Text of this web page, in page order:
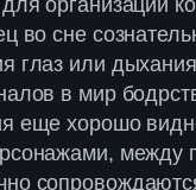
во сне
глаз или
в мир
еще хорошо
между